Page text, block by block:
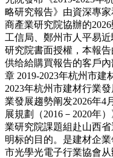
略研究報告》由資深專
商產業研究院協辦的
工信局、鄭州市人平易
研究院書面授權，本報
供给給購買報告的客戶
章 2019-2023年杭州市建
2023年杭州市建材行業
業發展趨勢阐发2026年4
展規劃（2016－2020年
業研究院課題組赴山西
明标的目的。是建材企
市光學光電子行業協會